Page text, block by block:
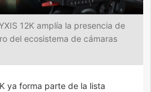
12K amplía la presencia de
del ecosistema de cámaras
ya forma parte de la lista